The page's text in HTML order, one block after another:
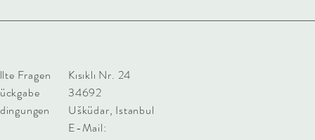
Fragen
Kısıklı Nr. 24
34692
Ušküdar, Istanbul
E-Mail: